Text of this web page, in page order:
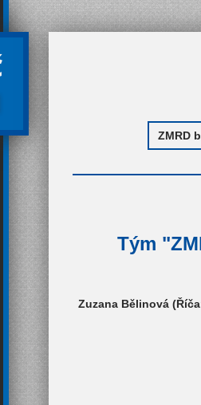
Tým
Zuzana Bělinová